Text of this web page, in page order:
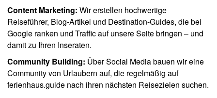
Content Marketing: Wir erstellen hochwertige
Reiseführer, Blog-Artikel und Destination-Guides, die bei
Google ranken und Traffic auf unsere Seite bringen – und
damit zu Ihren Inseraten.
Community Building: Über Social Media bauen wir eine
Community von Urlaubern auf, die regelmäßig auf
ferienhaus.guide nach ihren nächsten Reisezielen suchen.